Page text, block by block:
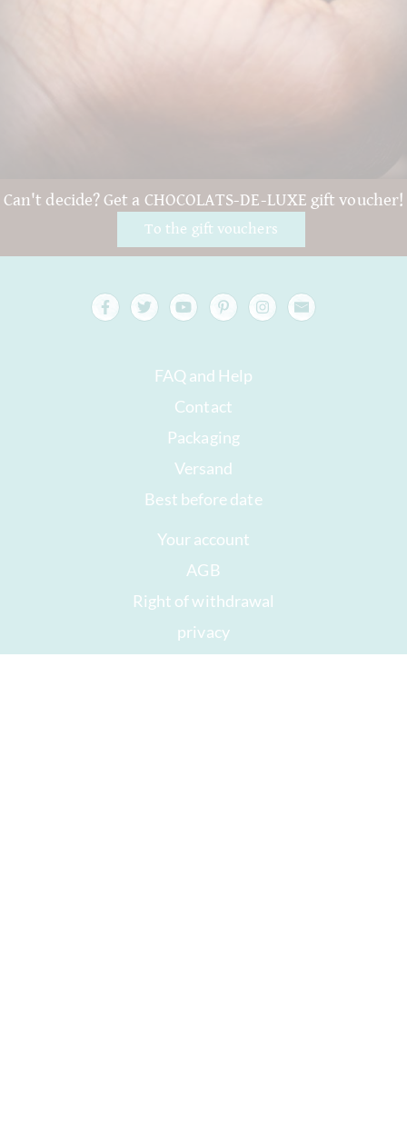
Can't decide? Get a CHOCOLATS-DE-LUXE gift voucher!
To the gift vouchers
FAQ and Help
Contact
Packaging
Versand
Best before date
Your account
AGB
Right of withdrawal
privacy